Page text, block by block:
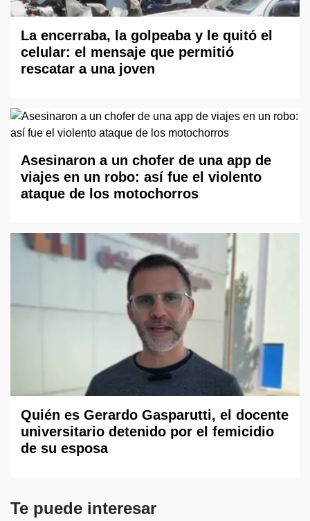
La encerraba, la golpeaba y le quitó el
celular: el mensaje que permitió
rescatar a una joven
Asesinaron a un chofer de una app de
viajes en un robo: así fue el violento
ataque de los motochorros
Quién es Gerardo Gasparutti, el docente
universitario detenido por el femicidio
de su esposa
Te puede interesar